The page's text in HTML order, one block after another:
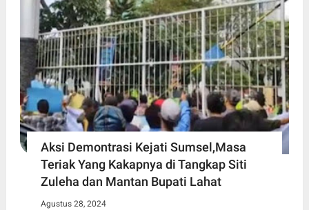
Aksi Demontrasi Kejati Sumsel,Masa
Teriak Yang Kakapnya di Tangkap Siti
Zuleha dan Mantan Bupati Lahat
Agustus 28, 2024